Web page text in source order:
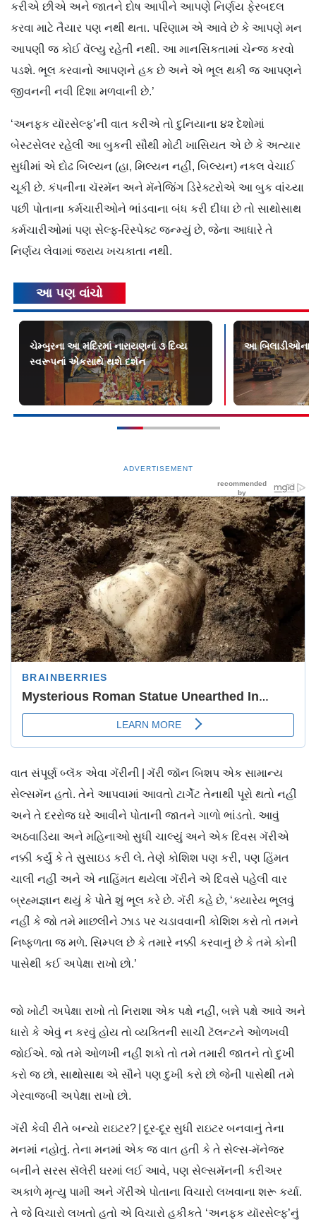
કરીએ છીએ અને જાતને દોષ આપીને આપણે નિર્ણય ફેરબદલ
કરવા માટે તૈયાર પણ નથી થતા. પરિણામ એ આવે છે કે આપણે મન
આપણી જ કોઈ વૅલ્યુ રહેતી નથી. આ માનસિકતામાં ચેન્જ કરવો
પડશે. ભૂલ કરવાનો આપણને હક છે અને એ ભૂલ થકી જ આપણને
જીવનની નવી દિશા મળવાની છે.’
‘અનફક યૉરસેલ્ફ’ની વાત કરીએ તો દુનિયાના ૪૨ દેશોમાં
બેસ્ટસેલર રહેલી આ બુકની સૌથી મોટી ખાસિયત એ છે કે અત્યાર
સુધીમાં એ દોઢ બિલ્યન (હા, મિલ્યન નહીં, બિલ્યન) નકલ વેચાઈ
ચૂકી છે. કંપનીના ચૅરમૅન અને મૅનેજિંગ ડિરેક્ટરોએ આ બુક વાંચ્યા
પછી પોતાના કર્મચારીઓને ભાંડવાના બંધ કરી દીધા છે તો સાથોસાથ
કર્મચારીઓમાં પણ સેલ્ફ-રિસ્પેક્ટ જન્મ્યું છે, જેના આધારે તે
નિર્ણય લેવામાં જરાય ખચકાતા નથી.
આ પણ વાંચો
ચેમ્બુરના આ મંદિરમાં નારાયણનાં ૩ દિવ્ય
સ્વરૂપનાં એકસાથે થશે દર્શન
આ બિલાડીઓના
ADVERTISEMENT
વાત સંપૂર્ણ બ્લૅક એવા ગૅરીની | ગૅરી જૉન બિશપ એક સામાન્ય
સેલ્સમૅન હતો. તેને આપવામાં આવતો ટાર્ગેટ તેનાથી પૂરો થતો નહીં
અને તે દરરોજ ઘરે આવીને પોતાની જાતને ગાળો ભાંડતો. આવું
અઠવાડિયા અને મહિનાઓ સુધી ચાલ્યું અને એક દિવસ ગૅરીએ
નક્કી કર્યું કે તે સુસાઇડ કરી લે. તેણે કોશિશ પણ કરી, પણ હિંમત
ચાલી નહીં અને એ નાહિંમત થયેલા ગૅરીને એ દિવસે પહેલી વાર
બ્રહ્મજ્ઞાન થયું કે પોતે શું ભૂલ કરે છે. ગૅરી કહે છે, ‘ક્યારેય ભૂલવું
નહીં કે જો તમે માછલીને ઝાડ પર ચડાવવાની કોશિશ કરો તો તમને
નિષ્ફળતા જ મળે. સિમ્પલ છે કે તમારે નક્કી કરવાનું છે કે તમે કોની
પાસેથી કઈ અપેક્ષા રાખો છો.’
જો ખોટી અપેક્ષા રાખો તો નિરાશા એક પક્ષે નહીં, બન્ને પક્ષે આવે અને
ધારો કે એવું ન કરવું હોય તો વ્યક્તિની સાચી ટૅલન્ટને ઓળખવી
જોઈએ. જો તમે ઓળખી નહીં શકો તો તમે તમારી જાતને તો દુખી
કરો જ છો, સાથોસાથ એ સૌને પણ દુખી કરો છો જેની પાસેથી તમે
ગેરવાજબી અપેક્ષા રાખો છો.
ગૅરી કેવી રીતે બન્યો રાઇટર? | દૂર-દૂર સુધી રાઇટર બનવાનું તેના
મનમાં નહોતું. તેના મનમાં એક જ વાત હતી કે તે સેલ્સ-મૅનેજર
બનીને સરસ સૅલેરી ઘરમાં લઈ આવે, પણ સેલ્સમૅનની કરીઅર
અકાળે મૃત્યુ પામી અને ગૅરીએ પોતાના વિચારો લખવાના શરૂ કર્યા.
તે જે વિચારો લખતો હતો એ વિચારો હકીકતે ‘અનફક યૉરસેલ્ફ’નું